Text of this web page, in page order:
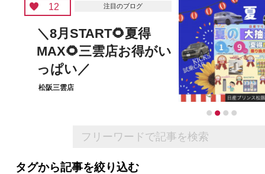
＼車検お見積りでプレ
ゼント／松阪三雲店
タグから記事を絞り込む